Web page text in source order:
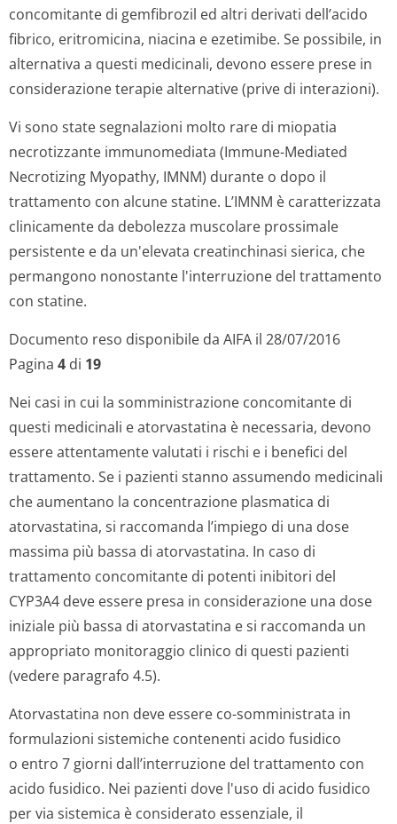
concomitante di gemfibrozil ed altri derivati dell’acido
fibrico, eritromicina, niacina e ezetimibe. Se possibile, in
alternativa a questi medicinali, devono essere prese in
considerazione terapie alternative (prive di interazioni).
Vi sono state segnalazioni molto rare di miopatia
necrotizzante immunomediata (Immune-Mediated
Necrotizing Myopathy, IMNM) durante o dopo il
trattamento con alcune statine. L’IMNM è caratterizzata
clinicamente da debolezza muscolare prossimale
persistente e da un'elevata creatinchinasi sierica, che
permangono nonostante l'interruzione del trattamento
con statine.
Documento reso disponibile da AIFA il 28/07/2016
Pagina 4 di 19
Nei casi in cui la somministrazione concomitante di
questi medicinali e atorvastatina è necessaria, devono
essere attentamente valutati i rischi e i benefici del
trattamento. Se i pazienti stanno assumendo medicinali
che aumentano la concentrazione plasmatica di
atorvastatina, si raccomanda l’impiego di una dose
massima più bassa di atorvastatina. In caso di
trattamento concomitante di potenti inibitori del
CYP3A4 deve essere presa in considerazione una dose
iniziale più bassa di atorvastatina e si raccomanda un
appropriato monitoraggio clinico di questi pazienti
(vedere paragrafo 4.5).
Atorvastatina non deve essere co-somministrata in
formulazioni sistemiche contenenti acido fusidico
o entro 7 giorni dall’interruzione del trattamento con
acido fusidico. Nei pazienti dove l'uso di acido fusidico
per via sistemica è considerato essenziale, il